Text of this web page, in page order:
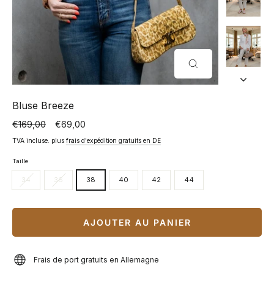
FERMER
(ESC)
Bluse Breeze
Prix
normal
€169,00
Prix
spécial
€69,00
TVA incluse. plus frais d'expédition gratuits en DE
Taille
34 36 38 40 42 44
AJOUTER AU PANIER
Frais de port gratuits en Allemagne